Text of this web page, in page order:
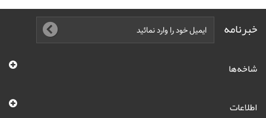
خبرنامه
شاخه‌ها
اطلاعات